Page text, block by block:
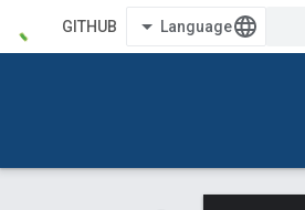
GITHUB